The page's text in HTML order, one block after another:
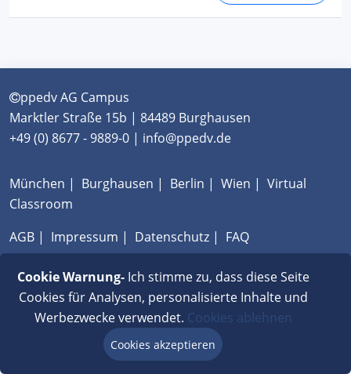
ppedv AG Campus
Marktler Straße 15b | 84489 Burghausen
+49 (0) 8677 - 9889-0 | info@ppedv.de
München | Burghausen | Berlin | Wien | Virtual
Classroom
AGB | Impressum | Datenschutz | FAQ
Cookie Warnung-Ich stimme zu, dass diese Seite
Cookies für Analysen, personalisierte Inhalte und
Werbezwecke verwendet. Cookies ablehnen
Cookies akzeptieren